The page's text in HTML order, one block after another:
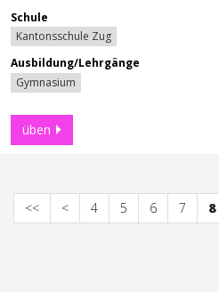
Schule
Kantonsschule Zug
Ausbildung/Lehrgänge
Gymnasium
üben
<< < 4 5 6 7 8